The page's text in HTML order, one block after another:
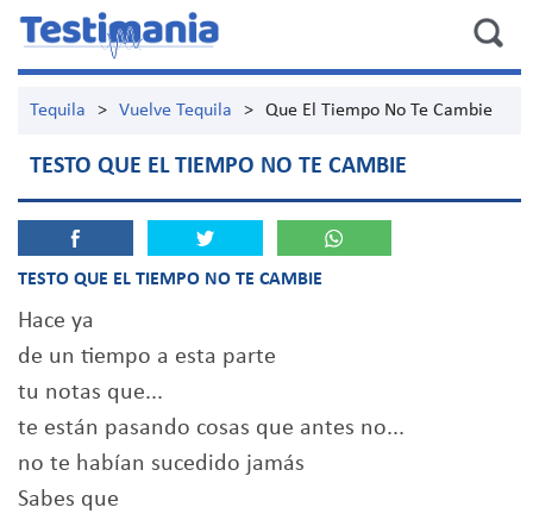
Tequila > Vuelve Tequila > Que El Tiempo No Te Cambie
TESTO QUE EL TIEMPO NO TE CAMBIE
TESTO QUE EL TIEMPO NO TE CAMBIE
Hace ya
de un tiempo a esta parte
tu notas que...
te están pasando cosas que antes no...
no te habían sucedido jamás
Sabes que